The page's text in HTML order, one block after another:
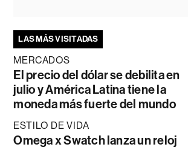
LAS MÁS VISITADAS
MERCADOS
El precio del dólar se debilita en
julio y América Latina tiene la
moneda más fuerte del mundo
ESTILO DE VIDA
Omega x Swatch lanza un reloj